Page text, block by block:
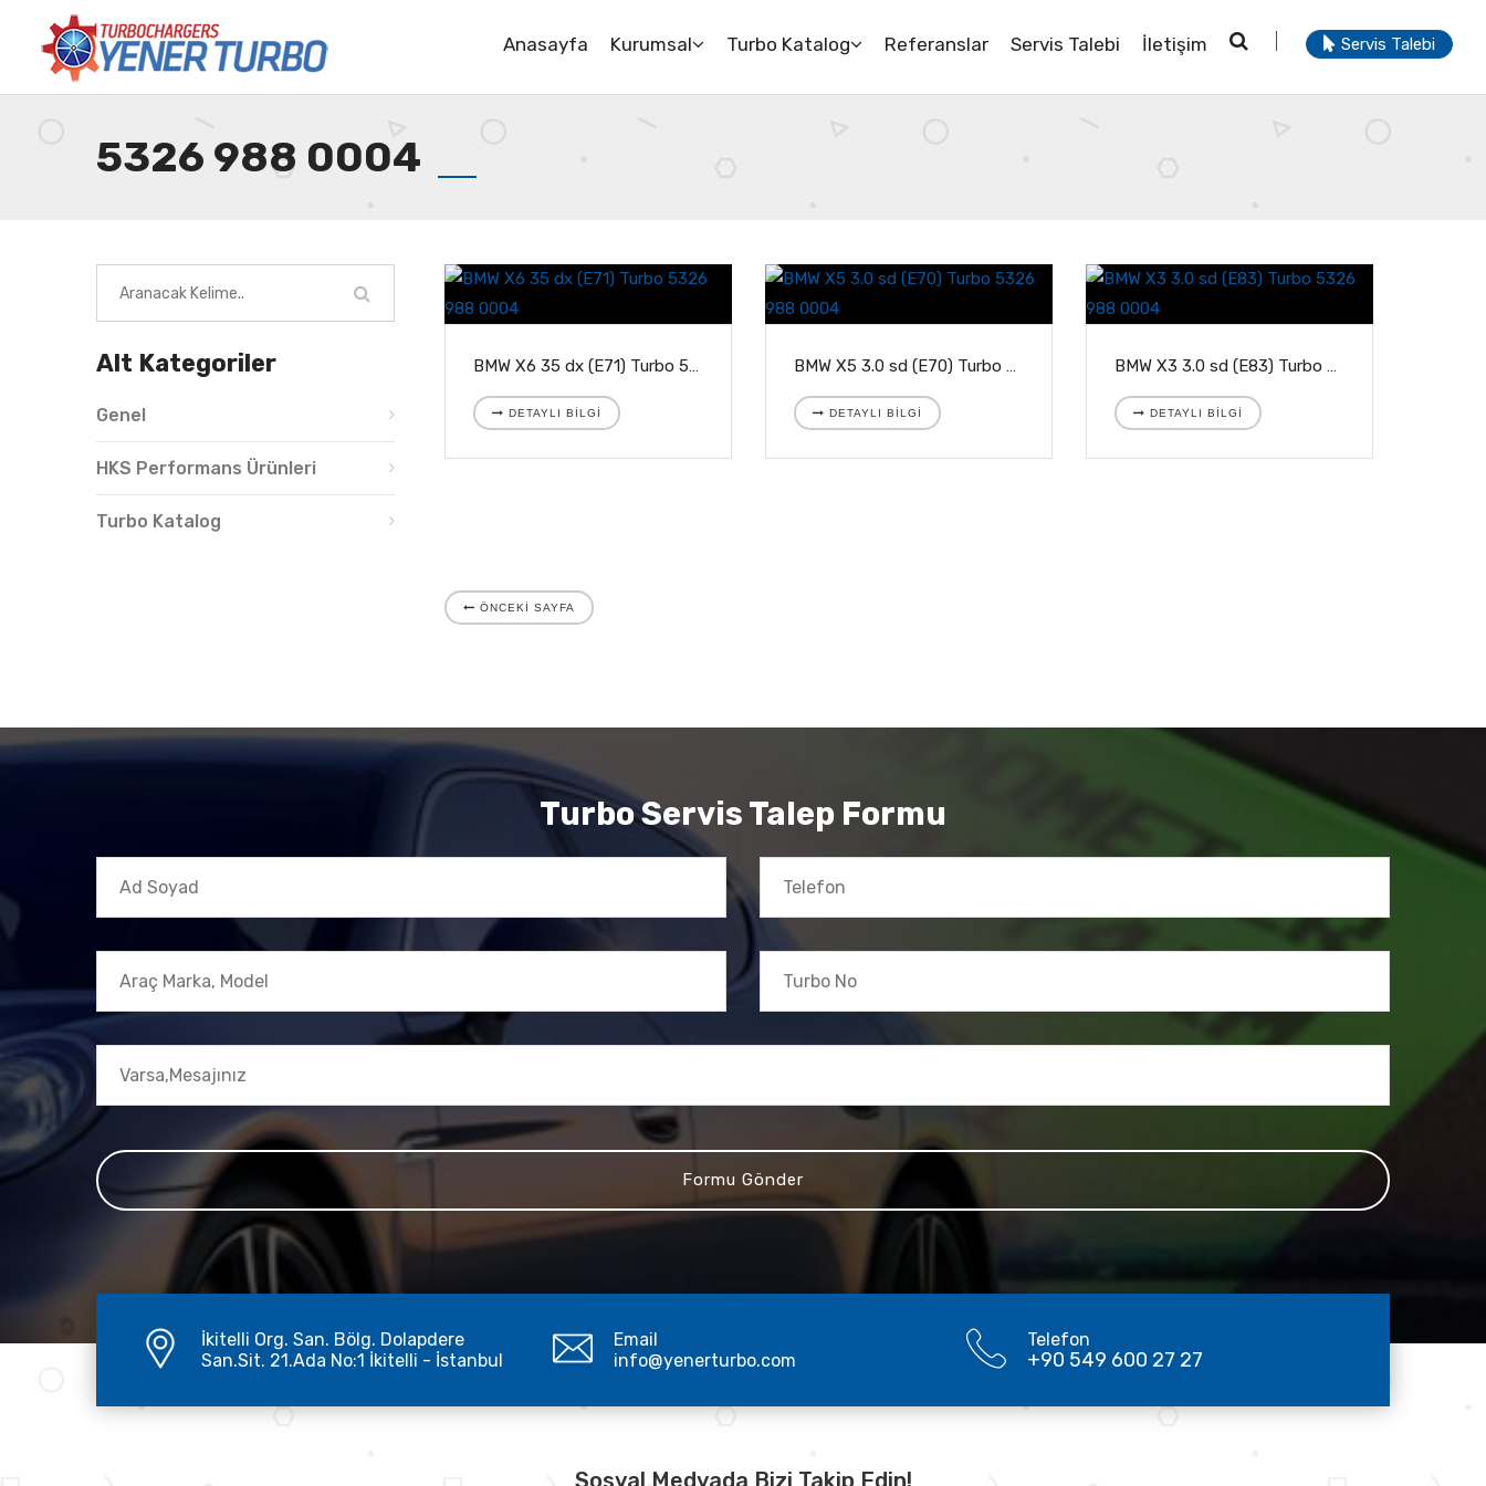
Anasayfa Kurumsal Turbo Katalog Referanslar Servis Talebi İletişim Servis Talebi
5326 988 0004
Alt Kategoriler
Genel
HKS Performans Ürünleri
Turbo Katalog
BMW X6 35 dx (E71) Turbo 5326 988 0004
DETAYLI BILGI
BMW X5 3.0 sd (E70) Turbo 5326 988 0004
DETAYLI BILGI
BMW X3 3.0 sd (E83) Turbo 5326 988 0004
DETAYLI BILGI
ÖNCEKİ SAYFA
Turbo Servis Talep Formu
İkitelli Org. San. Bölg. Dolapdere
San.Sit. 21.Ada No:1 İkitelli - İstanbul
Email
info@yenerturbo.com
Telefon
+90 549 600 27 27
Sosyal Medyada Bizi Takip Edin!